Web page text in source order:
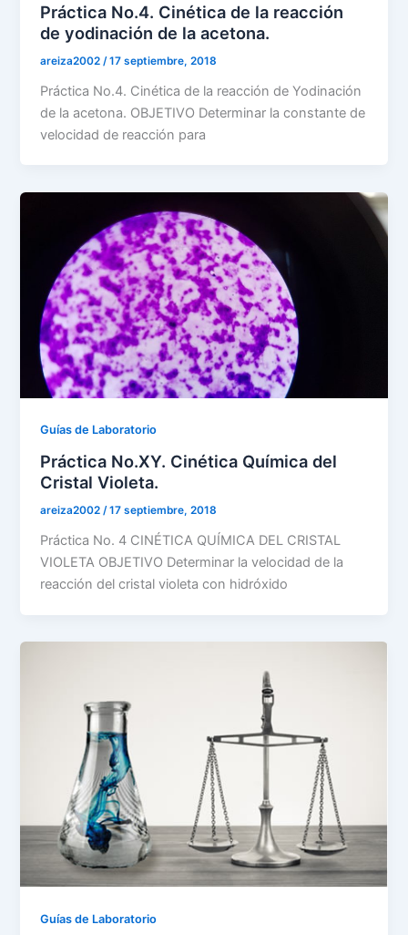
Práctica No.4. Cinética de la reacción
de yodinación de la acetona.
areiza2002 /17 septiembre, 2018
Práctica No.4. Cinética de la reacción de Yodinación
de la acetona. OBJETIVO Determinar la constante de
velocidad de reacción para
Guías de Laboratorio
Práctica No.XY. Cinética Química del
Cristal Violeta.
areiza2002/17 septiembre, 2018
Práctica No. 4 CINÉTICA QUÍMICA DEL CRISTAL
VIOLETA OBJETIVO Determinar la velocidad de la
reacción del cristal violeta con hidróxido
Guías de Laboratorio